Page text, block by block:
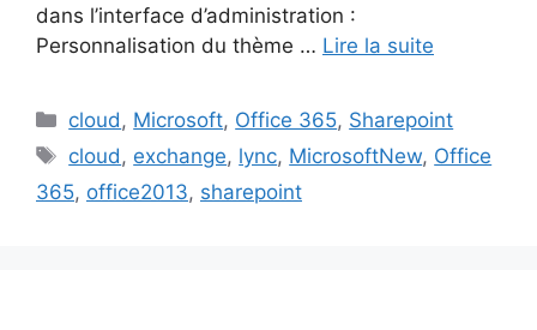
dans l’interface d’administration :
Personnalisation du thème … Lire la suite
Catégories
cloud, Microsoft, Office 365, Sharepoint
Étiquettes
cloud, exchange, lync, MicrosoftNew, Office
365, office2013, sharepoint